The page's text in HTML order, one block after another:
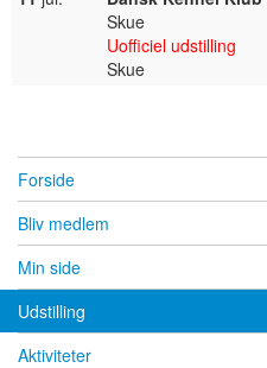
Skue
Uofficiel udstilling
Skue
Forside
Bliv medlem
Min side
Udstilling
Aktiviteter